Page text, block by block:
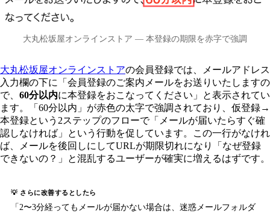
大丸松坂屋オンラインストア — 本登録の期限を赤字で強調
大丸松坂屋オンラインストアの会員登録では、メールアドレス
入力欄の下に「会員登録のご案内メールをお送りいたしますの
で、 60分以内に本登録をおこなってください」と表示されてい
ます。「60分以内」が赤色の太字で強調されており、仮登録→
本登録という2ステップのフローで「メールが届いたらすぐ確
認しなければ」という行動を促しています。この一行がなけれ
ば、メールを後回しにしてURLが期限切れになり「なぜ登録
できないの？」と混乱するユーザーが確実に増えるはずです。
💡 さらに改善するとしたら
「2〜3分経ってもメールが届かない場合は、迷惑メールフォルダ